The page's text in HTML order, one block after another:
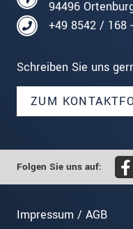
94496
+49 8542 / 168
Schreiben Sie uns
ZUM
Folgen Sie uns auf:
Impressum / AGB